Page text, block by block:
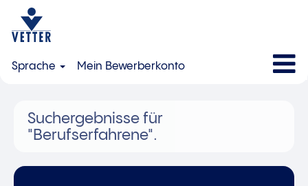
Sprache Mein Bewerberkonto
Suchergebnisse für
"Berufserfahrene".